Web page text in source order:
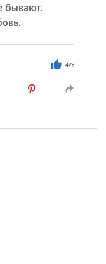
бывают.
479